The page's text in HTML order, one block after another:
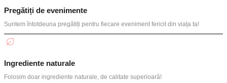
Pregătiți de evenimente
Suntem întotdeuna pregătiți pentru fiecare eveniment fericit din viața ta!
Ingrediente naturale
Folosim doar ingrediente naturale, de calitate superioară!